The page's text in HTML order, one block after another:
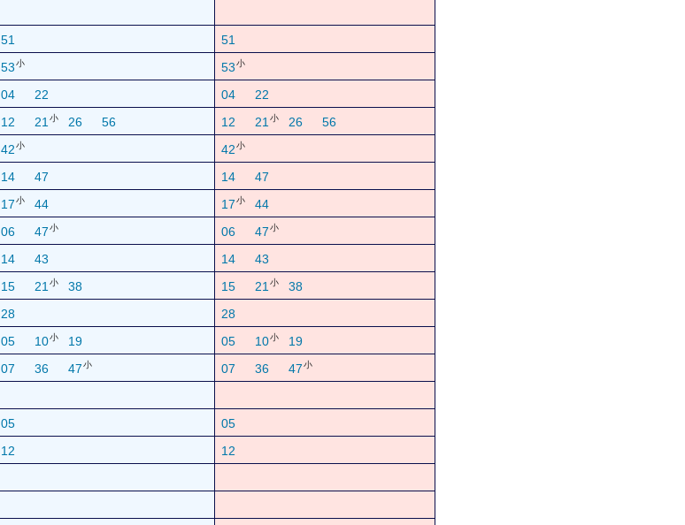
51
51
53小 53小
04 22 04
22
12 21 小 26 56 12 21 小 26
56
42小 42小
14 47 14
47
17小 44 17小
44
06 47小 06 47小
14 43 14
43
15 21 小 38 15 21 小
38
28
28
05 10小 19 05 10小
19
07 36 47小 07 36 47小
05
05
12
12